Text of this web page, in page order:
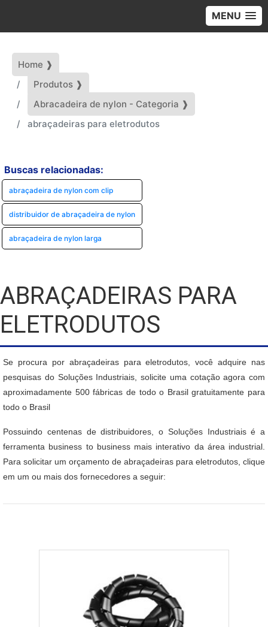
MENU
Home ❱
Produtos ❱
Abracadeira de nylon - Categoria ❱
abraçadeiras para eletrodutos
Buscas relacionadas:
abraçadeira de nylon com clip
distribuidor de abraçadeira de nylon
abraçadeira de nylon larga
ABRAÇADEIRAS PARA
ELETRODUTOS
Se procura por abraçadeiras para eletrodutos, você adquire nas
pesquisas do Soluções Industriais, solicite uma cotação agora com
aproximadamente 500 fábricas de todo o Brasil gratuitamente para
todo o Brasil
Possuindo centenas de distribuidores, o Soluções Industriais é a
ferramenta business to business mais interativo da área industrial.
Para solicitar um orçamento de abraçadeiras para eletrodutos, clique
em um ou mais dos fornecedores a seguir: